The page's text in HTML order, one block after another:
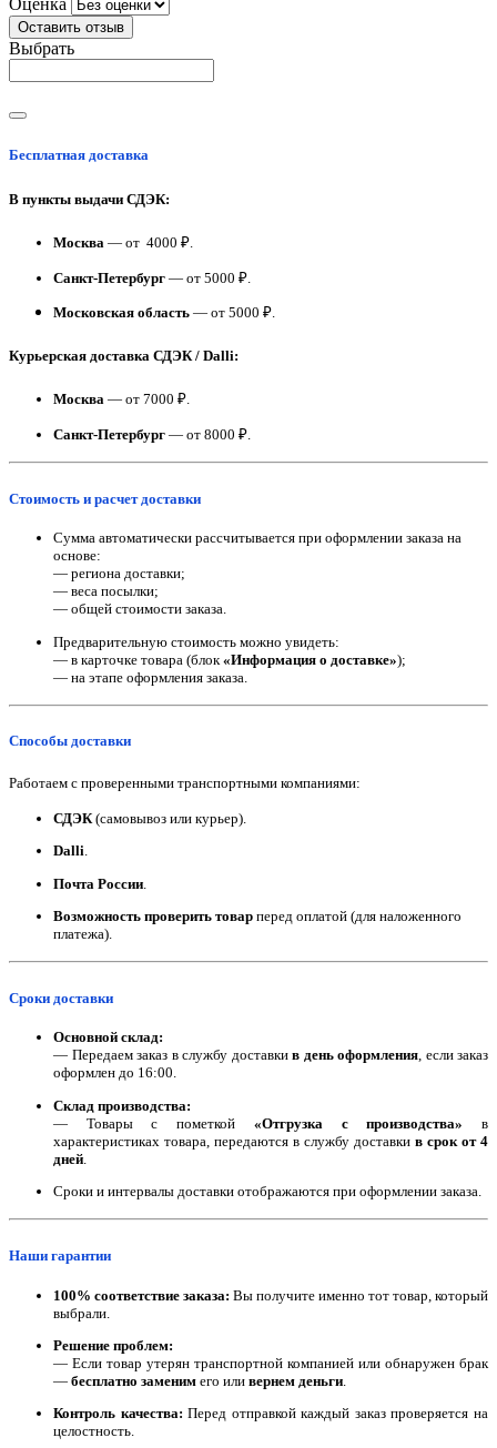
Оценка
Оставить отзыв
Выбрать
Бесплатная доставка
В пункты выдачи СДЭК:
Москва — от 4000 ₽.
Санкт-Петербург — от 5000 ₽.
Московская область — от 5000 ₽.
Курьерская доставка СДЭК / Dalli:
Москва — от 7000 ₽.
Санкт-Петербург — от 8000 ₽.
Стоимость и расчет доставки
Сумма автоматически рассчитывается при оформлении заказа на
основе:
— региона доставки;
— веса посылки;
— общей стоимости заказа.
Предварительную стоимость можно увидеть:
— в карточке товара (блок «Информация о доставке»);
— на этапе оформления заказа.
Способы доставки
Работаем с проверенными транспортными компаниями:
СДЭК(самовывоз или курьер).
Dalli.
Почта России
Возможность проверить товар перед оплатой (для наложенного
платежа).
Сроки доставки
Основной склад:
— Передаем заказ в службу доставки в день оформления, если заказ
оформлен до 16:00.
Склад производства:
— Товары с пометкой «Отгрузка с производства» в
характеристиках товара, передаются в службу доставки в срок от 4
дней
Сроки и интервалы доставки отображаются при оформлении заказа.
Наши гарантии
100% соответствие заказа: Вы получите именно тот товар, который
выбрали.
Решение проблем:
— Если товар утерян транспортной компанией или обнаружен брак
— бесплатно заменим его или вернем деньги
Контроль качества: Перед отправкой каждый заказ проверяется на
целостность.